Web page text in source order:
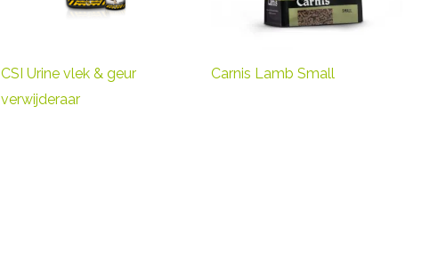
CSI Urine vlek & geur
verwijderaar
Carnis Lamb Small